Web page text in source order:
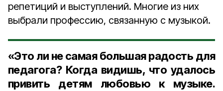
репетиций и выступлений. Многие из них
выбрали профессию, связанную с музыкой.
«Это ли не самая большая радость для
педагога? Когда видишь, что удалось
привить детям любовью к музыке.